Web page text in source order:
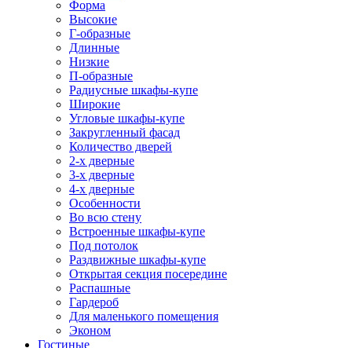
Форма
Высокие
Г-образные
Длинные
Низкие
П-образные
Радиусные шкафы-купе
Широкие
Угловые шкафы-купе
Закругленный фасад
Количество дверей
2-х дверные
3-х дверные
4-х дверные
Особенности
Во всю стену
Встроенные шкафы-купе
Под потолок
Раздвижные шкафы-купе
Открытая секция посередине
Распашные
Гардероб
Для маленького помещения
Эконом
Гостиные